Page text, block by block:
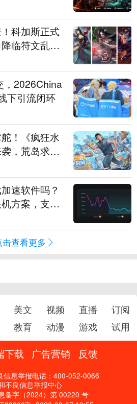
科加斯正式
临符文乱
，2026China
下引流闭环
！《疯狂水
，荒岛求生
速软件吗？
方案，支持
击查看更多
美文 视频 直播
订阅
教育 动漫 游戏 试用
下载 广告营销 反馈
信息举报电话：400-052-0066
不良信息举报中心
备字（2024）第 00220 号